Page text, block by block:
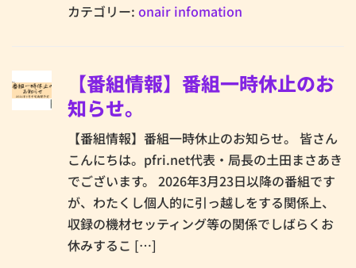
カテゴリー: onair infomation
【番組情報】番組一時休止のお
知らせ。
【番組情報】番組一時休止のお知らせ。 皆さん
こんにちは。pfri.net代表・局長の土田まさあき
でございます。 2026年3月23日以降の番組です
が、わたくし個人的に引っ越しをする関係上、
収録の機材セッティング等の関係でしばらくお
休みするこ […]